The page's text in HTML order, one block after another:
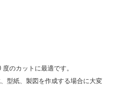
のカットに最適です。
型紙、製図を作成する場合に大変